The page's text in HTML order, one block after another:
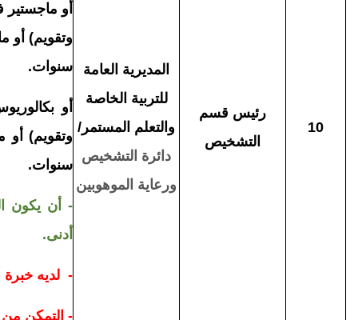
10
رئيس قسم
التشخيص
المديرية العامة
للتربية الخاصة
والتعلم المستمر/
دائرة التشخيص
ورعاية الموهوبين
أو ماجستير
سنوات.
أو
سنوات.
- أن يكون
أدنى.
- لديه
- التمكن من